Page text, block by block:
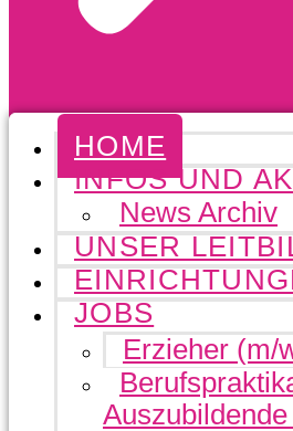
HOME
INFOS UND
News Archiv
UNSER
JOBS
Erzieher (m/